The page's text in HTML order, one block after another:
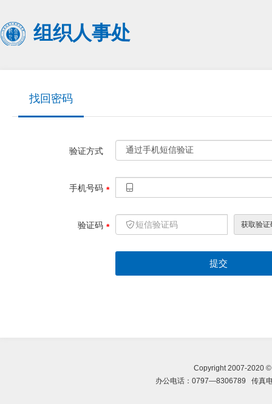
组织人事处
找回密码
验证方式
手机号码
验证码
提交
Copyright 2007-2020
办公电话：0797—8306789 传真